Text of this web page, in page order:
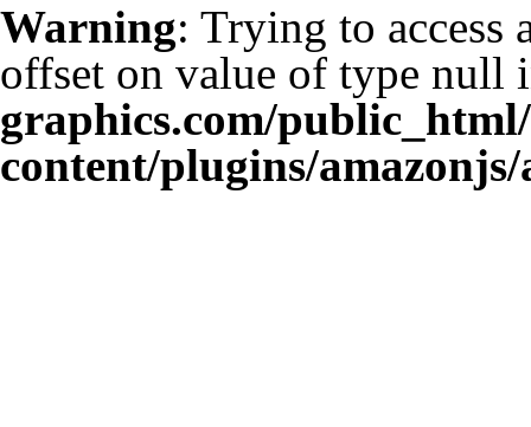
Warning: Trying to access
offset on value of type null
graphics.com/
content/plugins/